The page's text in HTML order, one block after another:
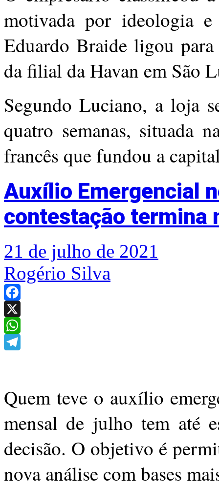
motivada por ideologia
Eduardo Braide ligou
da filial da Havan em São
Segundo Luciano, a loja
quatro semanas, situada
francês que fundou a
Auxílio Emergencial
contestação termina
21 de julho de 2021
Rogério Silva
Facebook
X
WhatsApp
Quem teve o auxílio
mensal de julho tem até
decisão. O objetivo é
nova análise com bases